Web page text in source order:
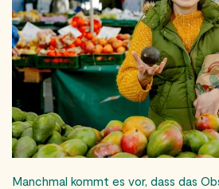
Manchmal kommt es vor, dass das